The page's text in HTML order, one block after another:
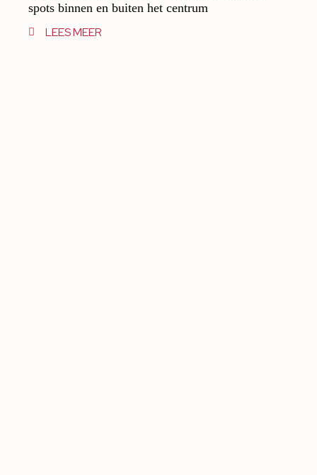
spots binnen en buiten het centrum
LEES MEER